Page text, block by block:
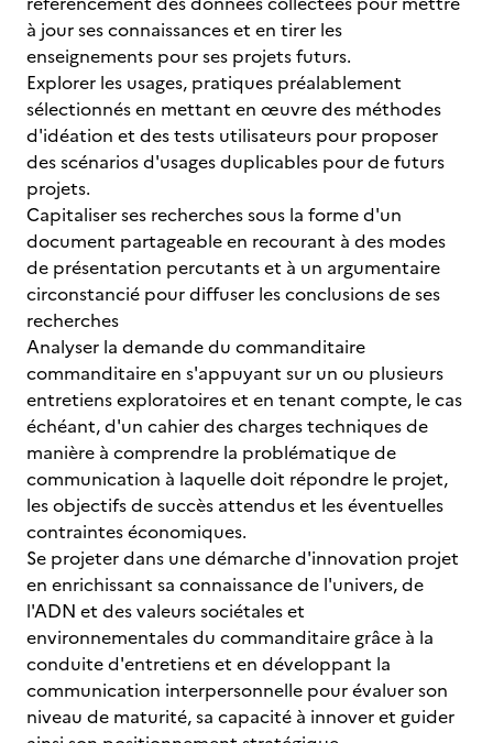
à jour ses connaissances et en tirer les
enseignements pour ses projets futurs.
Explorer les usages, pratiques préalablement
sélectionnés en mettant en œuvre des méthodes
d'idéation et des tests utilisateurs pour proposer
des scénarios d'usages duplicables pour de futurs
projets.
Capitaliser ses recherches sous la forme d'un
document partageable en recourant à des modes
de présentation percutants et à un argumentaire
circonstancié pour diffuser les conclusions de ses
recherches
Analyser la demande du commanditaire
commanditaire en s'appuyant sur un ou plusieurs
entretiens exploratoires et en tenant compte, le cas
échéant, d'un cahier des charges techniques de
manière à comprendre la problématique de
communication à laquelle doit répondre le projet,
les objectifs de succès attendus et les éventuelles
contraintes économiques.
Se projeter dans une démarche d'innovation projet
en enrichissant sa connaissance de l'univers, de
l'ADN et des valeurs sociétales et
environnementales du commanditaire grâce à la
conduite d'entretiens et en développant la
communication interpersonnelle pour évaluer son
niveau de maturité, sa capacité à innover et guider